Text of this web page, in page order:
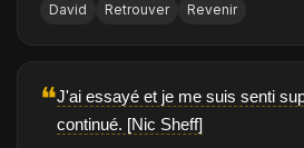
David Retrouver Revenir
❝J'ai essayé et je me suis senti
continué. [Nic Sheff]